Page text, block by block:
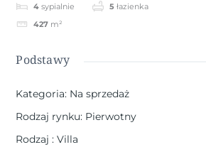
4 sypialnie 5 łazienka
427 m²
Podstawy
Kategoria: Na sprzedaż
Rodzaj rynku: Pierwotny
Rodzaj: Villa